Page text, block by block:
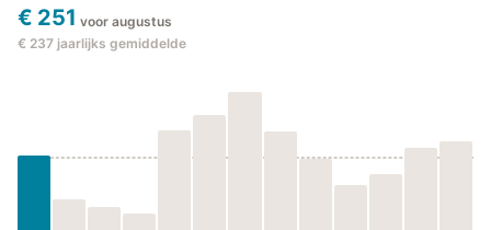
€ 251 voor augustus
€ 237 jaarlijks gemiddelde